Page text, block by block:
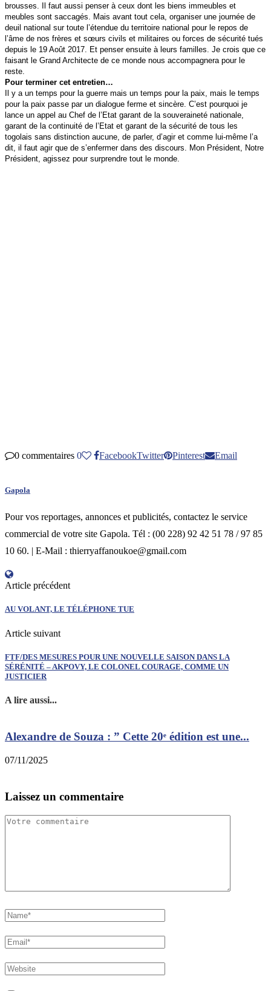
brousses. Il faut aussi penser à ceux dont les biens immeubles et
meubles sont saccagés. Mais avant tout cela, organiser une journée de
deuil national sur toute l’étendue du territoire national pour le repos de
l’âme de nos frères et sœurs civils et militaires ou forces de sécurité tués
depuis le 19 Août 2017. Et penser ensuite à leurs familles. Je crois que ce
faisant le Grand Architecte de ce monde nous accompagnera pour le
reste.
Pour terminer cet entretien…
Il y a un temps pour la guerre mais un temps pour la paix, mais le temps
pour la paix passe par un dialogue ferme et sincère. C’est pourquoi je
lance un appel au Chef de l’Etat garant de la souveraineté nationale,
garant de la continuité de l’Etat et garant de la sécurité de tous les
togolais sans distinction aucune, de parler, d’agir et comme lui-même l’a
dit, il faut agir que de s’enfermer dans des discours. Mon Président, Notre
Président, agissez pour surprendre tout le monde.
0 commentaires 0 FacebookTwitter Pinterest Email
Gapola
Pour vos reportages, annonces et publicités, contactez le service
commercial de votre site Gapola. Tél : (00 228) 92 42 51 78 / 97 85
10 60. | E-Mail : thierryaffanoukoe@gmail.com
Article précédent
AU VOLANT, LE TÉLÉPHONE TUE
Article suivant
FTF/DES MESURES POUR UNE NOUVELLE SAISON DANS LA
SÉRÉNITÉ – AKPOVY, LE COLONEL COURAGE, COMME UN
JUSTICIER
A lire aussi...
Alexandre de Souza : ” Cette 20ᵉ édition est une...
07/11/2025
Laissez un commentaire